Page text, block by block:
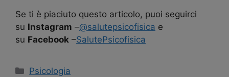
Se ti è piaciuto questo articolo, puoi seguirci
su Instagram –@salutepsicofisica e
su Facebook –SalutePsicofisica
Categorie
Psicologia